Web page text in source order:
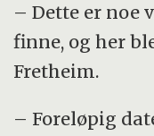
– Dette er noe
finne, og her
Fretheim.
– Foreløpig